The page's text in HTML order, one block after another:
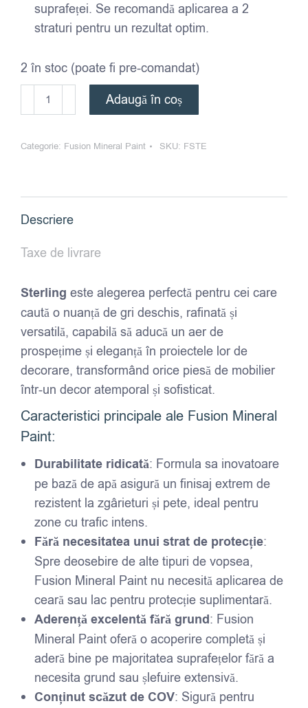
suprafeței. Se recomandă aplicarea a 2
straturi pentru un rezultat optim.
2 în stoc (poate fi pre-comandat)
Cantitate
Fusion
Paint
Adaugă în coș
Categorie: Fusion Mineral Paint SKU: FSTE
Descriere
Taxe de livrare
Sterling este alegerea perfectă pentru cei care
caută o nuanță de gri deschis, rafinată și
versatilă, capabilă să aducă un aer de
prospețime și eleganță în proiectele lor de
decorare, transformând orice piesă de mobilier
într-un decor atemporal și sofisticat.
Caracteristici principale ale Fusion Mineral
Paint:
Durabilitate ridicată: Formula sa inovatoare
pe bază de apă asigură un finisaj extrem de
rezistent la zgârieturi și pete, ideal pentru
zone cu trafic intens.
Fără necesitatea unui strat de protecție:
Spre deosebire de alte tipuri de vopsea,
Fusion Mineral Paint nu necesită aplicarea de
ceară sau lac pentru protecție suplimentară.
Aderență excelentă fără grund: Fusion
Mineral Paint oferă o acoperire completă și
aderă bine pe majoritatea suprafețelor fără a
necesita grund sau șlefuire extensivă.
Conținut scăzut de COV: Sigură pentru